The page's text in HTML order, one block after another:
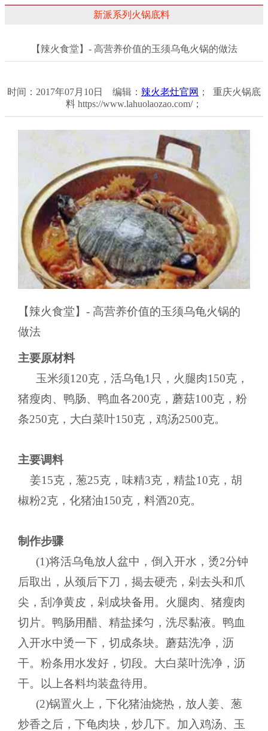
新派系列火锅底料
【辣火食堂】- 高营养价值的玉须乌龟火锅的做法
时间：2017年07月10日 编辑： 辣火老灶官网 ； 重庆火锅底
料 https://www.lahuolaozao.com/；
【辣火食堂】- 高营养价值的玉须乌龟火锅的
做法
主要原材料
玉米须120克，活乌龟1只，火腿肉150克，
猪瘦肉、鸭肠、鸭血各200克，蘑菇100克，粉
条250克，大白菜叶150克，鸡汤2500克。
主要调料
姜15克，葱25克，味精3克，精盐10克，胡
椒粉2克，化猪油150克，料酒20克。
制作步骤
(1)将活乌龟放人盆中，倒入开水，烫2分钟
后取出，从颈后下刀，揭去硬壳，剁去头和爪
尖，刮净黄皮，剁成块备用。火腿肉、猪瘦肉
切片。鸭肠用醋、精盐揉匀，洗尽黏液。鸭血
入开水中烫一下，切成条块。蘑菇洗净，沥
干。粉条用水发好，切段。大白菜叶洗净，沥
干。以上各料均装盘待用。
(2)锅置火上，下化猪油烧热，放人姜、葱
炒香之后，下龟肉块，炒几下。加入鸡汤、玉